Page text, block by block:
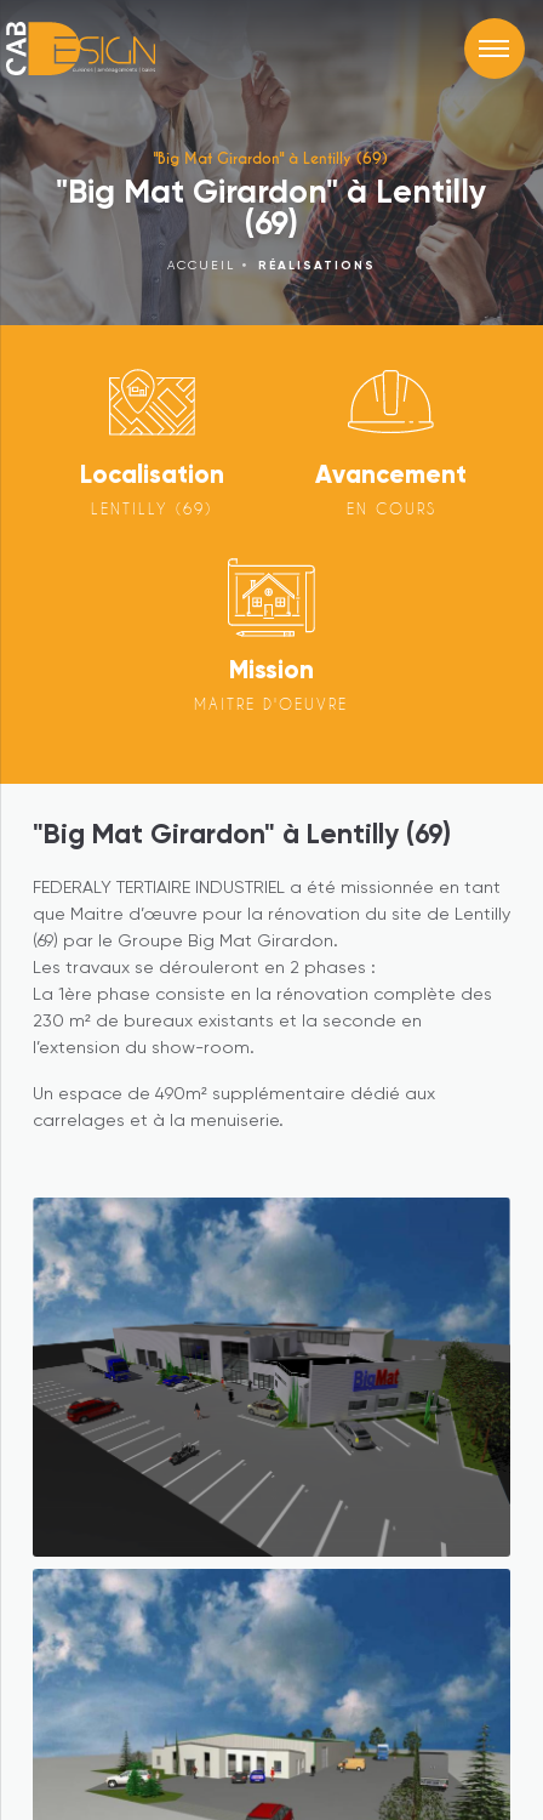
"Big Mat Girardon" à Lentilly (69)
"Big Mat Girardon" à Lentilly
(69)
ACCUEIL RÉALISATIONS
Localisation
LENTILLY (69)
Avancement
EN COURS
Mission
MAITRE D'OEUVRE
"Big Mat Girardon" à Lentilly (69)
FEDERALY TERTIAIRE INDUSTRIEL a été missionnée en tant
que Maitre d’œuvre pour la rénovation du site de Lentilly
(69) par le Groupe Big Mat Girardon.
Les travaux se dérouleront en 2 phases :
La 1ère phase consiste en la rénovation complète des
230 m² de bureaux existants et la seconde en
l’extension du show-room.
Un espace de 490m² supplémentaire dédié aux
carrelages et à la menuiserie.